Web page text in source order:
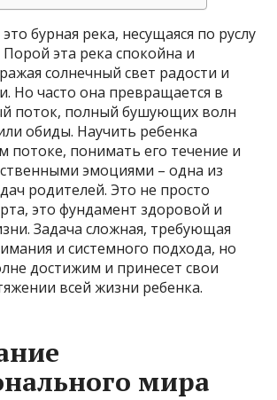
бурная река, несущаяся по руслу
эта река спокойна и
солнечный свет радости и
Но часто она превращается в
поток, полный бушующих волн
обиды. Научить ребенка
потоке, понимать его течение и
эмоциями – одна из
родителей. Это не просто
это фундамент здоровой и
Задача сложная, требующая
и системного подхода, но
достижим и принесет свои
всей жизни ребенка.
мира